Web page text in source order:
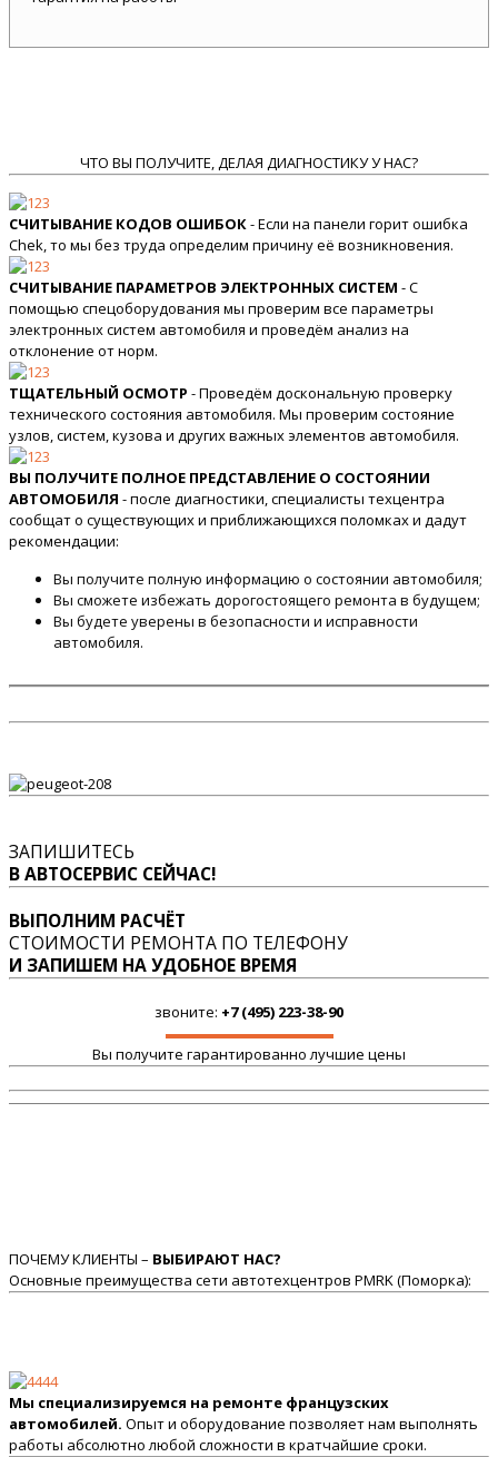
ЧТО ВЫ ПОЛУЧИТЕ, ДЕЛАЯ ДИАГНОСТИКУ У НАС?
СЧИТЫВАНИЕ КОДОВ ОШИБОК- Если на панели горит ошибка
Chek, то мы без труда определим причину её возникновения.
СЧИТЫВАНИЕ ПАРАМЕТРОВ ЭЛЕКТРОННЫХ СИСТЕМ - С
помощью спецоборудования мы проверим все параметры
электронных систем автомобиля и проведём анализ на
отклонение от норм.
ТЩАТЕЛЬНЫЙ ОСМОТР - Проведём доскональную проверку
технического состояния автомобиля. Мы проверим состояние
узлов, систем, кузова и других важных элементов автомобиля.
ВЫ ПОЛУЧИТЕ ПОЛНОЕ ПРЕДСТАВЛЕНИЕ О СОСТОЯНИИ
АВТОМОБИЛЯ - после диагностики, специалисты техцентра
сообщат о существующих и приближающихся поломках и дадут
рекомендации:
Вы получите полную информацию о состоянии автомобиля;
Вы сможете избежать дорогостоящего ремонта в будущем;
Вы будете уверены в безопасности и исправности
автомобиля.
ЗАПИШИТЕСЬ
В АВТОСЕРВИС СЕЙЧАС!
ВЫПОЛНИМ РАСЧЁТ
СТОИМОСТИ РЕМОНТА ПО ТЕЛЕФОНУ
И ЗАПИШЕМ НА УДОБНОЕ ВРЕМЯ
звоните: +7 (495) 223-38-90
Вы получите гарантированно лучшие цены
ПОЧЕМУ КЛИЕНТЫ – ВЫБИРАЮТ НАС?
Основные преимущества сети автотехцентров PMRK (Поморка):
Мы специализируемся на ремонте французских
автомобилей. Опыт и оборудование позволяет нам выполнять
работы абсолютно любой сложности в кратчайшие сроки.